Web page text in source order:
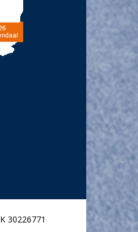
30226771